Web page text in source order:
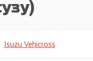
Isuzu Vehicross